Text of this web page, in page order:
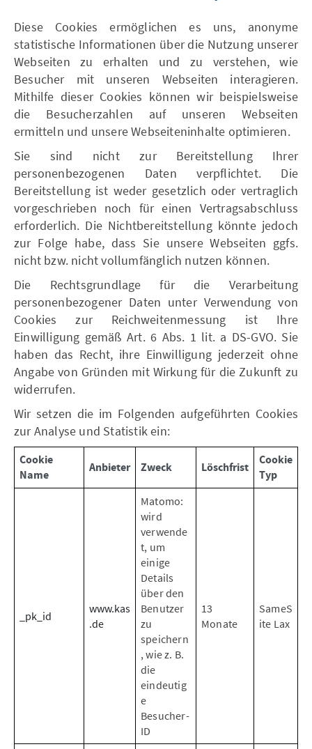
Diese Cookies ermöglichen es uns, anonyme
statistische Informationen über die Nutzung unserer
Webseiten zu erhalten und zu verstehen, wie
Besucher mit unseren Webseiten interagieren.
Mithilfe dieser Cookies können wir beispielsweise
die Besucherzahlen auf unseren Webseiten
ermitteln und unsere Webseiteninhalte optimieren.
Sie sind nicht zur Bereitstellung Ihrer
personenbezogenen Daten verpflichtet. Die
Bereitstellung ist weder gesetzlich oder vertraglich
vorgeschrieben noch für einen Vertragsabschluss
erforderlich. Die Nichtbereitstellung könnte jedoch
zur Folge habe, dass Sie unsere Webseiten ggfs.
nicht bzw. nicht vollumfänglich nutzen können.
Die Rechtsgrundlage für die Verarbeitung
personenbezogener Daten unter Verwendung von
Cookies zur Reichweitenmessung ist Ihre
Einwilligung gemäß Art. 6 Abs. 1 lit. a DS-GVO. Sie
haben das Recht, ihre Einwilligung jederzeit ohne
Angabe von Gründen mit Wirkung für die Zukunft zu
widerrufen.
Wir setzen die im Folgenden aufgeführten Cookies
zur Analyse und Statistik ein:
Cookie
Name
Anbieter Zweck Löschfrist
Cookie
Typ
_pk_id
www.kas
.de
Matomo:
wird
verwende
t, um
einige
Details
über den
Benutzer
zu
speichern
, wie z. B.
die
eindeutig
e
Besucher-
ID
13
Monate
SameS
ite Lax